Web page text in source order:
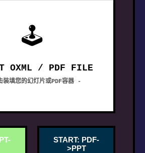
🕹
OXML / PDF FILE
填您的幻灯片或PDF容器 -
START: PDF-
>PPT